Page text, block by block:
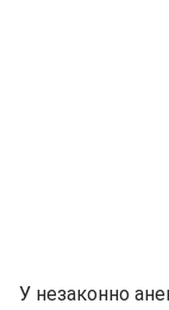
У незаконно